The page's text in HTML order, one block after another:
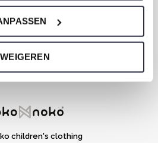
WEIGEREN
MERKEN
and children's clothing
children's clothing